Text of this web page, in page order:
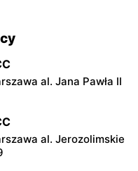
al. Jana Pawła II
al. Jerozolimskie